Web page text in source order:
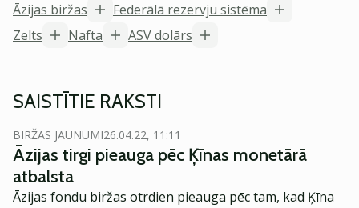
Āzijas biržas
Federālā rezervju sistēma
Zelts
Nafta ASV dolārs
SAISTĪTIE RAKSTI
BIRŽAS JAUNUMI26.04.22, 11:11
Āzijas tirgi pieauga pēc Ķīnas monetārā
atbalsta
Āzijas fondu biržas otrdien pieauga pēc tam, kad Ķīna